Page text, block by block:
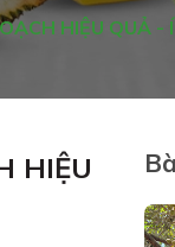
HIỆU QUẢ -
HIỆU